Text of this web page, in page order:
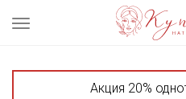
Акция 20%